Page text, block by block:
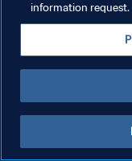
information request.